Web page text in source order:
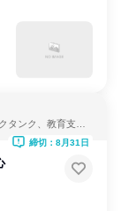
タンク、教育支援
締切：8月31日